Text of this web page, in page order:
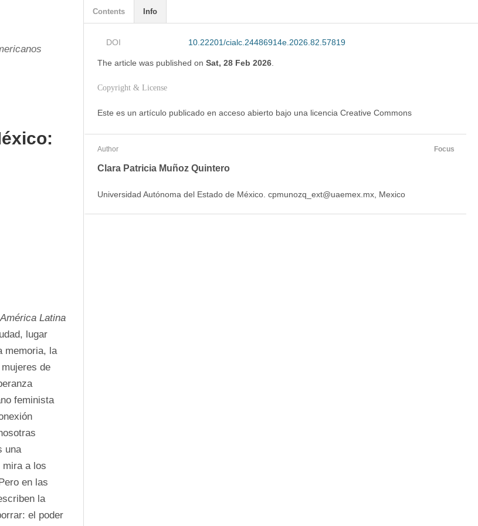
Latina
lugar
memoria, la
de
feminista
una
mira a los
en las
la
el poder
DOI 10.22201/cialc.24486914e.2026.82.57819
The article was published on Sat, 28 Feb 2026
Copyright & License
Este es un artículo publicado en acceso abierto bajo una licencia Creative Commons
Author Focus
Clara Patricia Muñoz Quintero
Universidad Autónoma del Estado de México. cpmunozq_ext@uaemex.mx, Mexico
Contents Info